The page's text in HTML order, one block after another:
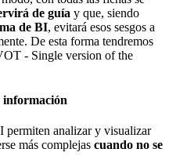
de guía y que, siendo
de BI, evitará esos sesgos a
De esta forma tendremos
- Single version of the
información
permiten analizar y visualizar
más complejas cuando no se